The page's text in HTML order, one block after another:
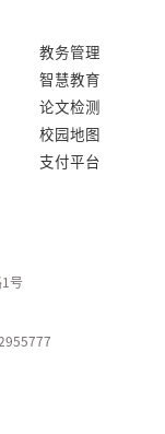
教务管理
智慧教育
论文检测
校园地图
支付平台
号